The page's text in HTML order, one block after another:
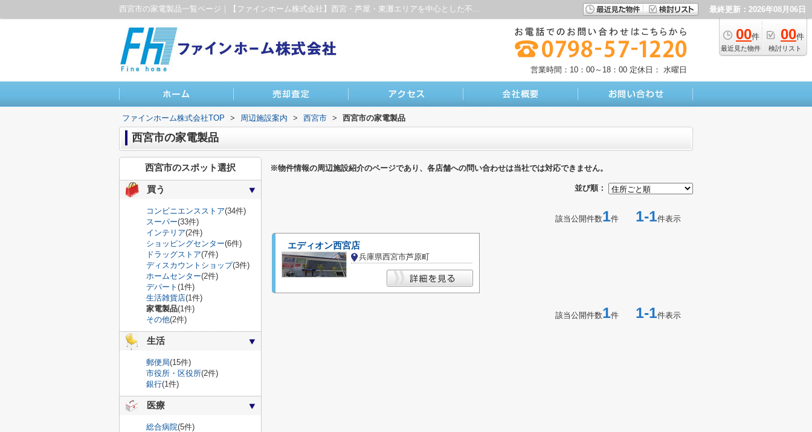
西宮市の家電製品一覧ページ｜【ファインホーム株式会社】西宮・芦屋・東灘エリアを中心とした不動産サイト 最終更新：2026年08月06日
00件
最近見た物件
00件
検討リスト
営業時間：10：00～18：00 定休日： 水曜日
ファインホーム株式会社TOP > 周辺施設案内 > 西宮市 > 西宮市の家電製品
西宮市の家電製品
※物件情報の周辺施設紹介のページであり、各店舗への問い合わせは当社では対応できません。
並び順：
該当公開件数1件 1-1件表示
エディオン西宮店
兵庫県西宮市芦原町
該当公開件数1件 1-1件表示
西宮市のスポット選択
買う
コンビニエンスストア(34件)
スーパー(33件)
インテリア(2件)
ショッピングセンター(6件)
ドラッグストア(7件)
ディスカウントショップ(3件)
ホームセンター(2件)
デパート (1件)
生活雑貨店(1件)
家電製品(1件)
その他(2件)
生活
郵便局(15件)
市役所・区役所(2件)
銀行(1件)
医療
総合病院(5件)